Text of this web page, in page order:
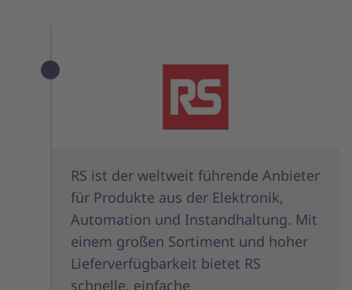
RS ist der weltweit führende Anbieter
für Produkte aus der Elektronik,
Automation und Instandhaltung. Mit
einem großen Sortiment und hoher
Lieferverfügbarkeit bietet RS
schnelle, einfache